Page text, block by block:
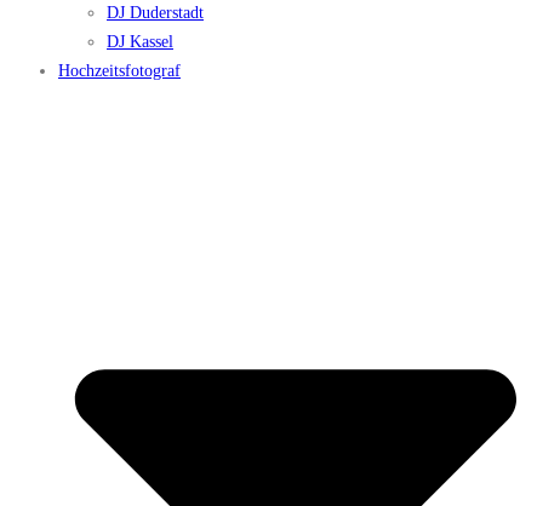
DJ Duderstadt
DJ Kassel
Hochzeitsfotograf